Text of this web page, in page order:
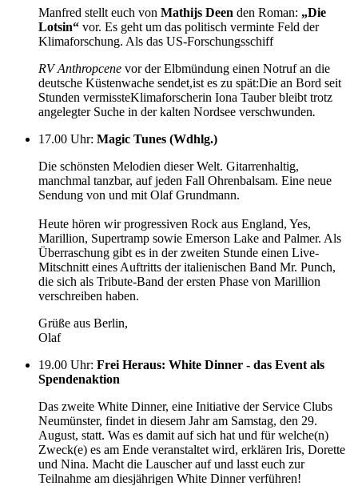
Manfred stellt euch von Mathijs Deen den Roman: „Die
Lotsin“ vor. Es geht um das politisch verminte Feld der
Klimaforschung. Als das US-Forschungsschiff
RV Anthropcene vor der Elbmündung einen Notruf an die
deutsche Küstenwache sendet,ist es zu spät:Die an Bord seit
Stunden vermissteKlimaforscherin Iona Tauber bleibt trotz
angelegter Suche in der kalten Nordsee verschwunden.
17.00 Uhr: Magic Tunes (Wdhlg.)
Die schönsten Melodien dieser Welt. Gitarrenhaltig,
manchmal tanzbar, auf jeden Fall Ohrenbalsam. Eine neue
Sendung von und mit Olaf Grundmann.
Heute hören wir progressiven Rock aus England, Yes,
Marillion, Supertramp sowie Emerson Lake and Palmer. Als
Überraschung gibt es in der zweiten Stunde einen Live-
Mitschnitt eines Auftritts der italienischen Band Mr. Punch,
die sich als Tribute-Band der ersten Phase von Marillion
verschreiben haben.
Grüße aus Berlin,
Olaf
19.00 Uhr: Frei Heraus: White Dinner - das Event als
Spendenaktion
Das zweite White Dinner, eine Initiative der Service Clubs
Neumünster, findet in diesem Jahr am Samstag, den 29.
August, statt. Was es damit auf sich hat und für welche(n)
Zweck(e) es am Ende veranstaltet wird, erklären Iris, Dorette
und Nina. Macht die Lauscher auf und lasst euch zur
Teilnahme am diesjährigen White Dinner verführen!